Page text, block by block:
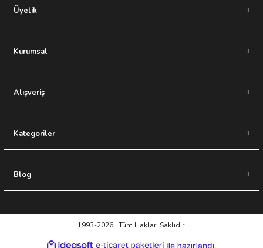
Üyelik
Kurumsal
Alışveriş
Kategoriler
Blog
1993-2026 | Tüm Hakları Saklıdır.
ideasoft e-